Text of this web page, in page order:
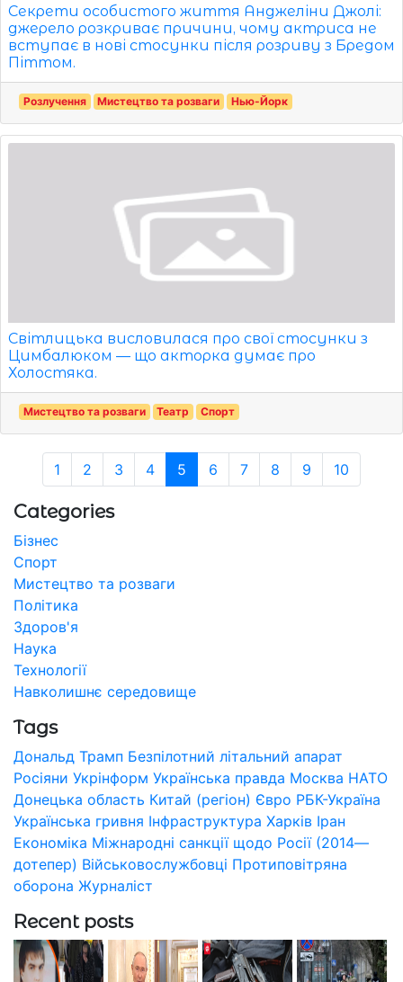
Секрети особистого життя Анджеліни Джолі:
джерело розкриває причини, чому актриса не
вступає в нові стосунки після розриву з Бредом
Піттом.
Розлучення Мистецтво та розваги Нью-Йорк
Світлицька висловилася про свої стосунки з
Цимбалюком — що акторка думає про
Холостяка.
Мистецтво та розваги Театр Спорт
1 2 3 4 5 6 7 8 9 10
Categories
Бізнес
Спорт
Мистецтво та розваги
Політика
Здоров'я
Наука
Технології
Навколишнє середовище
Tags
Дональд Трамп Безпілотний літальний апарат
Росіяни Укрінформ Українська правда Москва НАТО
Донецька область Китай (регіон) Євро РБК-Україна
Українська гривня Інфраструктура Харків Іран
Економіка Міжнародні санкції щодо Росії (2014—
дотепер) Військовослужбовці Протиповітряна
оборона Журналіст
Recent posts